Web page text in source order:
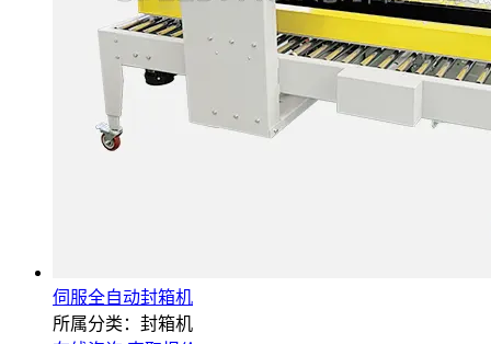
伺服全自动封箱机
所属分类：封箱机